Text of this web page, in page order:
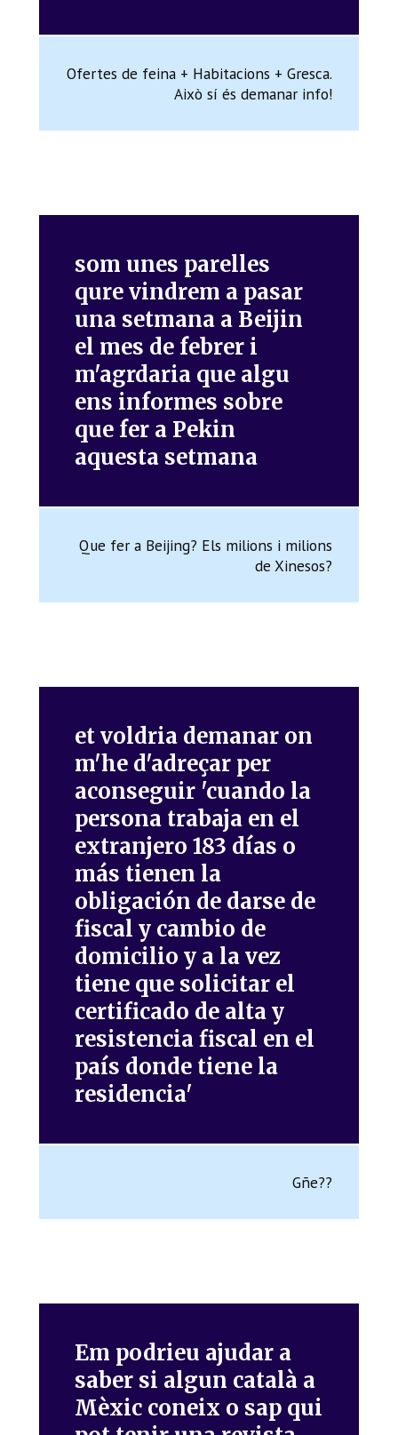
Ofertes de feina + Habitacions + Gresca.
Això sí és demanar info!
som unes parelles
qure vindrem a pasar
una setmana a Beijin
el mes de febrer i
m'agrdaria que algu
ens informes sobre
que fer a Pekin
aquesta setmana
Que fer a Beijing? Els milions i milions
de Xinesos?
et voldria demanar on
m'he d'adreçar per
aconseguir 'cuando la
persona trabaja en el
extranjero 183 días o
más tienen la
obligación de darse de
fiscal y cambio de
domicilio y a la vez
tiene que solicitar el
certificado de alta y
resistencia fiscal en el
país donde tiene la
residencia'
Gñe??
Em podrieu ajudar a
saber si algun català a
Mèxic coneix o sap qui